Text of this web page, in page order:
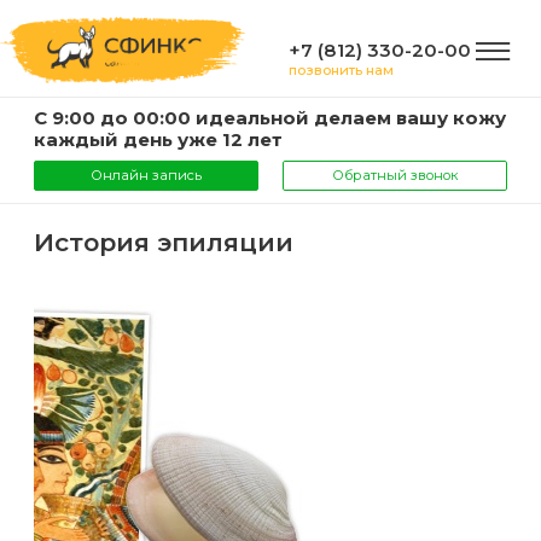
+7 (812) 330-20-00
позвонить нам
С 9:00 до 00:00 идеальной делаем вашу кожу
каждый день уже 12 лет
Онлайн запись Обратный звонок
ГЛАВНАЯ
и
цены
Эпиляция
воском
Шугаринг
КОМПАНИЯ
О
компании
Мастера
ИНФОРМАЦИЯ
Фото
Видео
ВАЖНО
История эпиляции